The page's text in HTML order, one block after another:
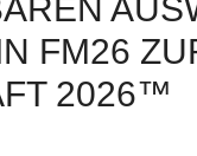
FM26
2026™